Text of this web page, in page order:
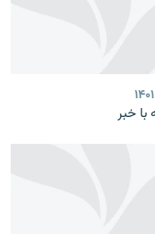
با خبر